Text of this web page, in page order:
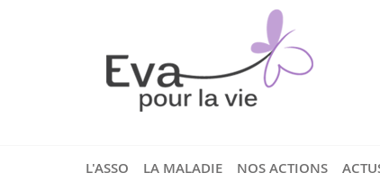
L'ASSO LA MALADIE NOS ACTIONS